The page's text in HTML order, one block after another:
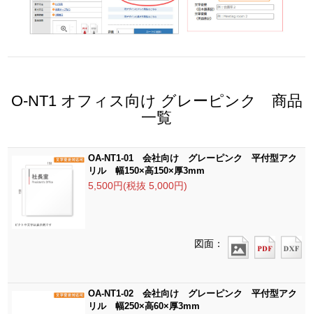
O-NT1 オフィス向け グレーピンク 商品
一覧
OA-NT1-01 会社向け グレーピンク 平付型アク
リル 幅150×高150×厚3mm
5,500円(税抜 5,000円)
図面：
OA-NT1-02 会社向け グレーピンク 平付型アク
リル 幅250×高60×厚3mm